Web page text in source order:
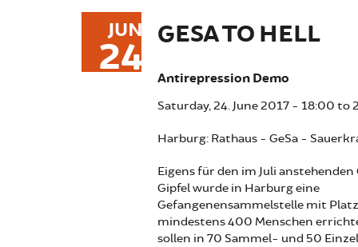
JUN
24 GESA TO HELL
Antirepression Demo
Saturday, 24. June 2017 - 18:00 to
Harburg: Rathaus - GeSa -
Eigens für den im Juli
Gipfel wurde in Harburg eine
Gefangenensammelstelle mit
mindestens 400 Menschen
sollen in 70 Sammel- und 50